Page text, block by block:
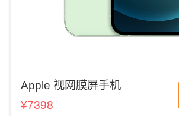
Apple 视网膜屏手机
¥7398